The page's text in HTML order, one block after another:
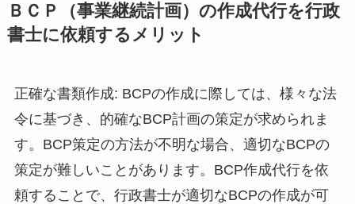
ＢＣＰ（事業継続計画）の作成代行を行政
書士に依頼するメリット
正確な書類作成: BCPの作成に際しては、様々な法
令に基づき、的確なBCP計画の策定が求められま
す。BCP策定の方法が不明な場合、適切なBCPの
策定が難しいことがあります。BCP作成代行を依
頼することで、行政書士が適切なBCPの作成が可